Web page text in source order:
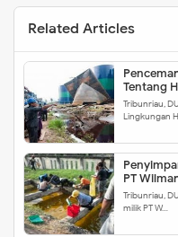
Related Articles
Tentang
Tribunriau,
Lingkungan
PT
Ratusan
Tribunriau,
milik PT W…